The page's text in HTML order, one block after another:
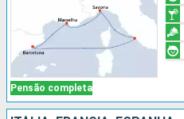
Pensão completa